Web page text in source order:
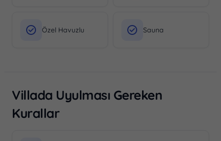
Özel Havuzlu Sauna
Villada Uyulması Gereken
Kurallar